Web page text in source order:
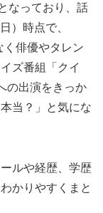
なっており、話
）時点で、
く俳優やタレン
ズ番組「クイ
の出演をきっか
当？」と気にな
ルや経歴、学歴
かりやすくまと